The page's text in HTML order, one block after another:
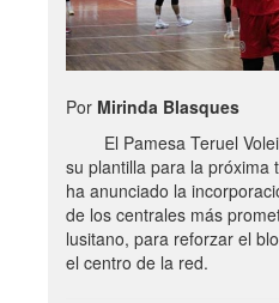
Por Mirinda
El Pamesa Teruel
su plantilla para la próxima
ha anunciado la
de los centrales más
lusitano, para reforzar el
el centro de la red.